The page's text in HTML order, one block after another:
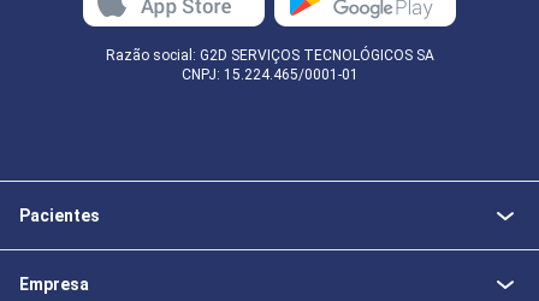
Razão social: G2D SERVIÇOS TECNOLÓGICOS SA
CNPJ: 15.224.465/0001-01
Pacientes
Empresa